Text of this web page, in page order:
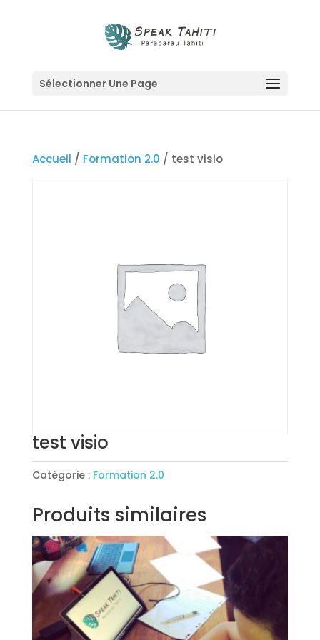
Sélectionner Une Page
Accueil / Formation 2.0 / test visio
test visio
Catégorie : Formation 2.0
Produits similaires